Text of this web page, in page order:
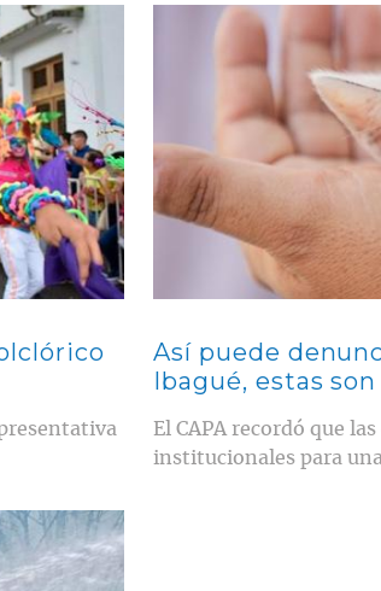
Contenido multimedia
Así puede
Ibagué, estas
El CAPA recordó que
institucionales para